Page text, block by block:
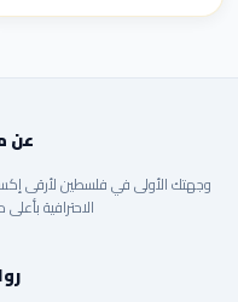
عن
وجهتك الأولى في فلسطين لأرقى
الاحترافية بأعلى